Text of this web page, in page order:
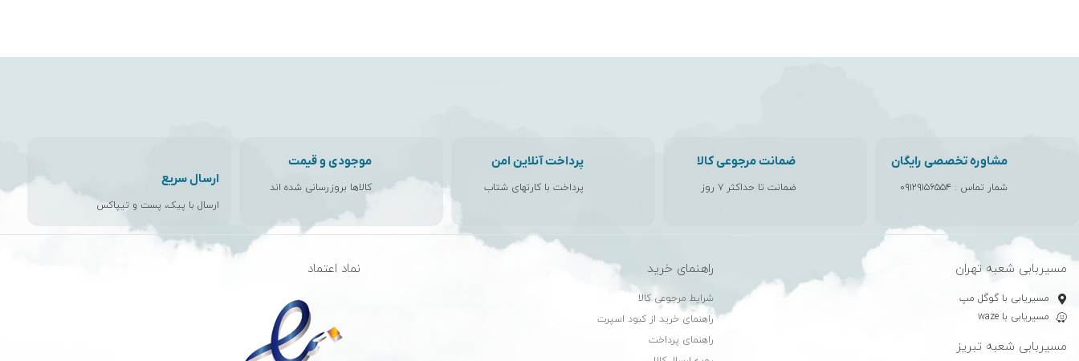
مشاوره تخصصی رایگان
شمار تماس : ۰۹۱۲۹۱۵۶۵۵۴
ضمانت مرجوعی کالا
ضمانت تا حداکثر ۷ روز
پرداخت آنلاین امن
پرداخت با کارتهای شتاب
موجودی و قیمت
کالاها بروزرسانی شده اند
ارسال سریع
ارسال با پیک، پست و تیپاکس
مسیربابی شعبه تهران
مسیریابی با گوگل مپ
مسیریابی با waze
مسیربابی شعبه تبریز
راهنمای خرید
شرایط مرجوعی کالا
راهنمای خرید از کبود اسپرت
راهنمای پرداخت
نماد اعتماد